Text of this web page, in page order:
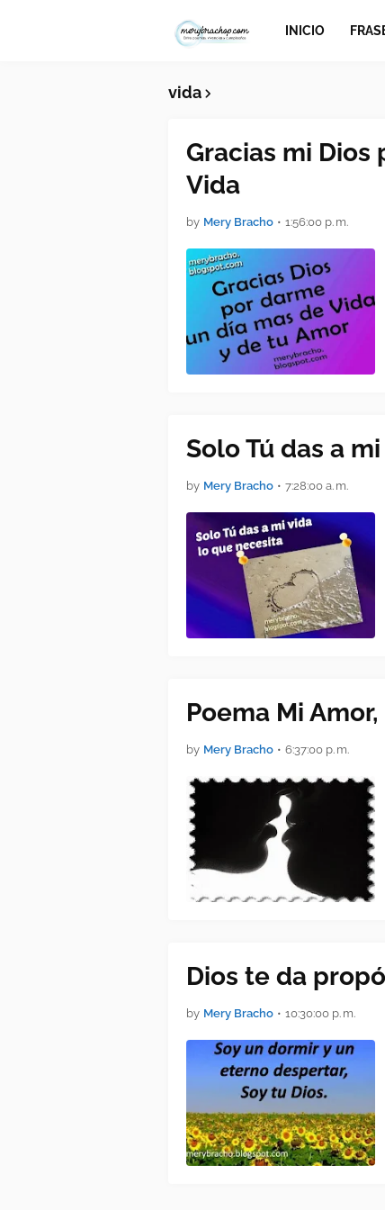
INICIO
vida
Gracias mi Dios
Vida
by Mery Bracho • 1:56:00 p. m.
Solo Tú das a
by Mery Bracho • 7:28:00 a. m.
Poema Mi
by Mery Bracho • 6:37:00 p. m.
Dios te da
by Mery Bracho • 10:30:00 p. m.